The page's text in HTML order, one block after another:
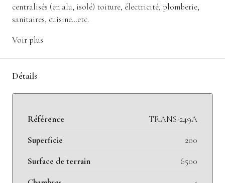
centralisés (en alu, isolé) toiture, électricité, plomberie,
sanitaires, cuisine…etc.
Voir plus
Détails
Référence
TRANS-249A
Superficie
200
Surface de terrain
6500